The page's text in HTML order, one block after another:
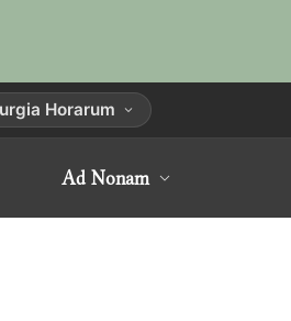
Horarum
Ad Nonam